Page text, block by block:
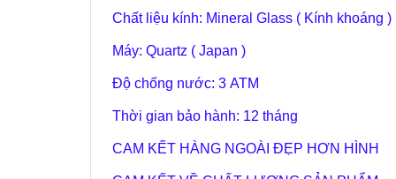
Chất liệu kính: Mineral Glass ( Kính khoáng )
Máy: Quartz ( Japan )
Độ chống nước: 3 ATM
Thời gian bảo hành: 12 tháng
CAM KẾT HÀNG NGOÀI ĐẸP HƠN HÌNH